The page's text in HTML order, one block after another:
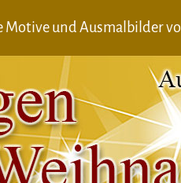
und Ausmalbilder